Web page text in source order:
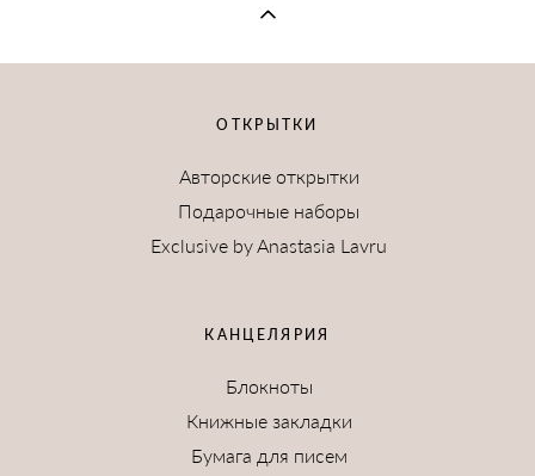
ОТКРЫТКИ
Авторские открытки
Подарочные наборы
Exclusive by Anastasia Lavru
КАНЦЕЛЯРИЯ
Блокноты
Книжные закладки
Бумага для писем